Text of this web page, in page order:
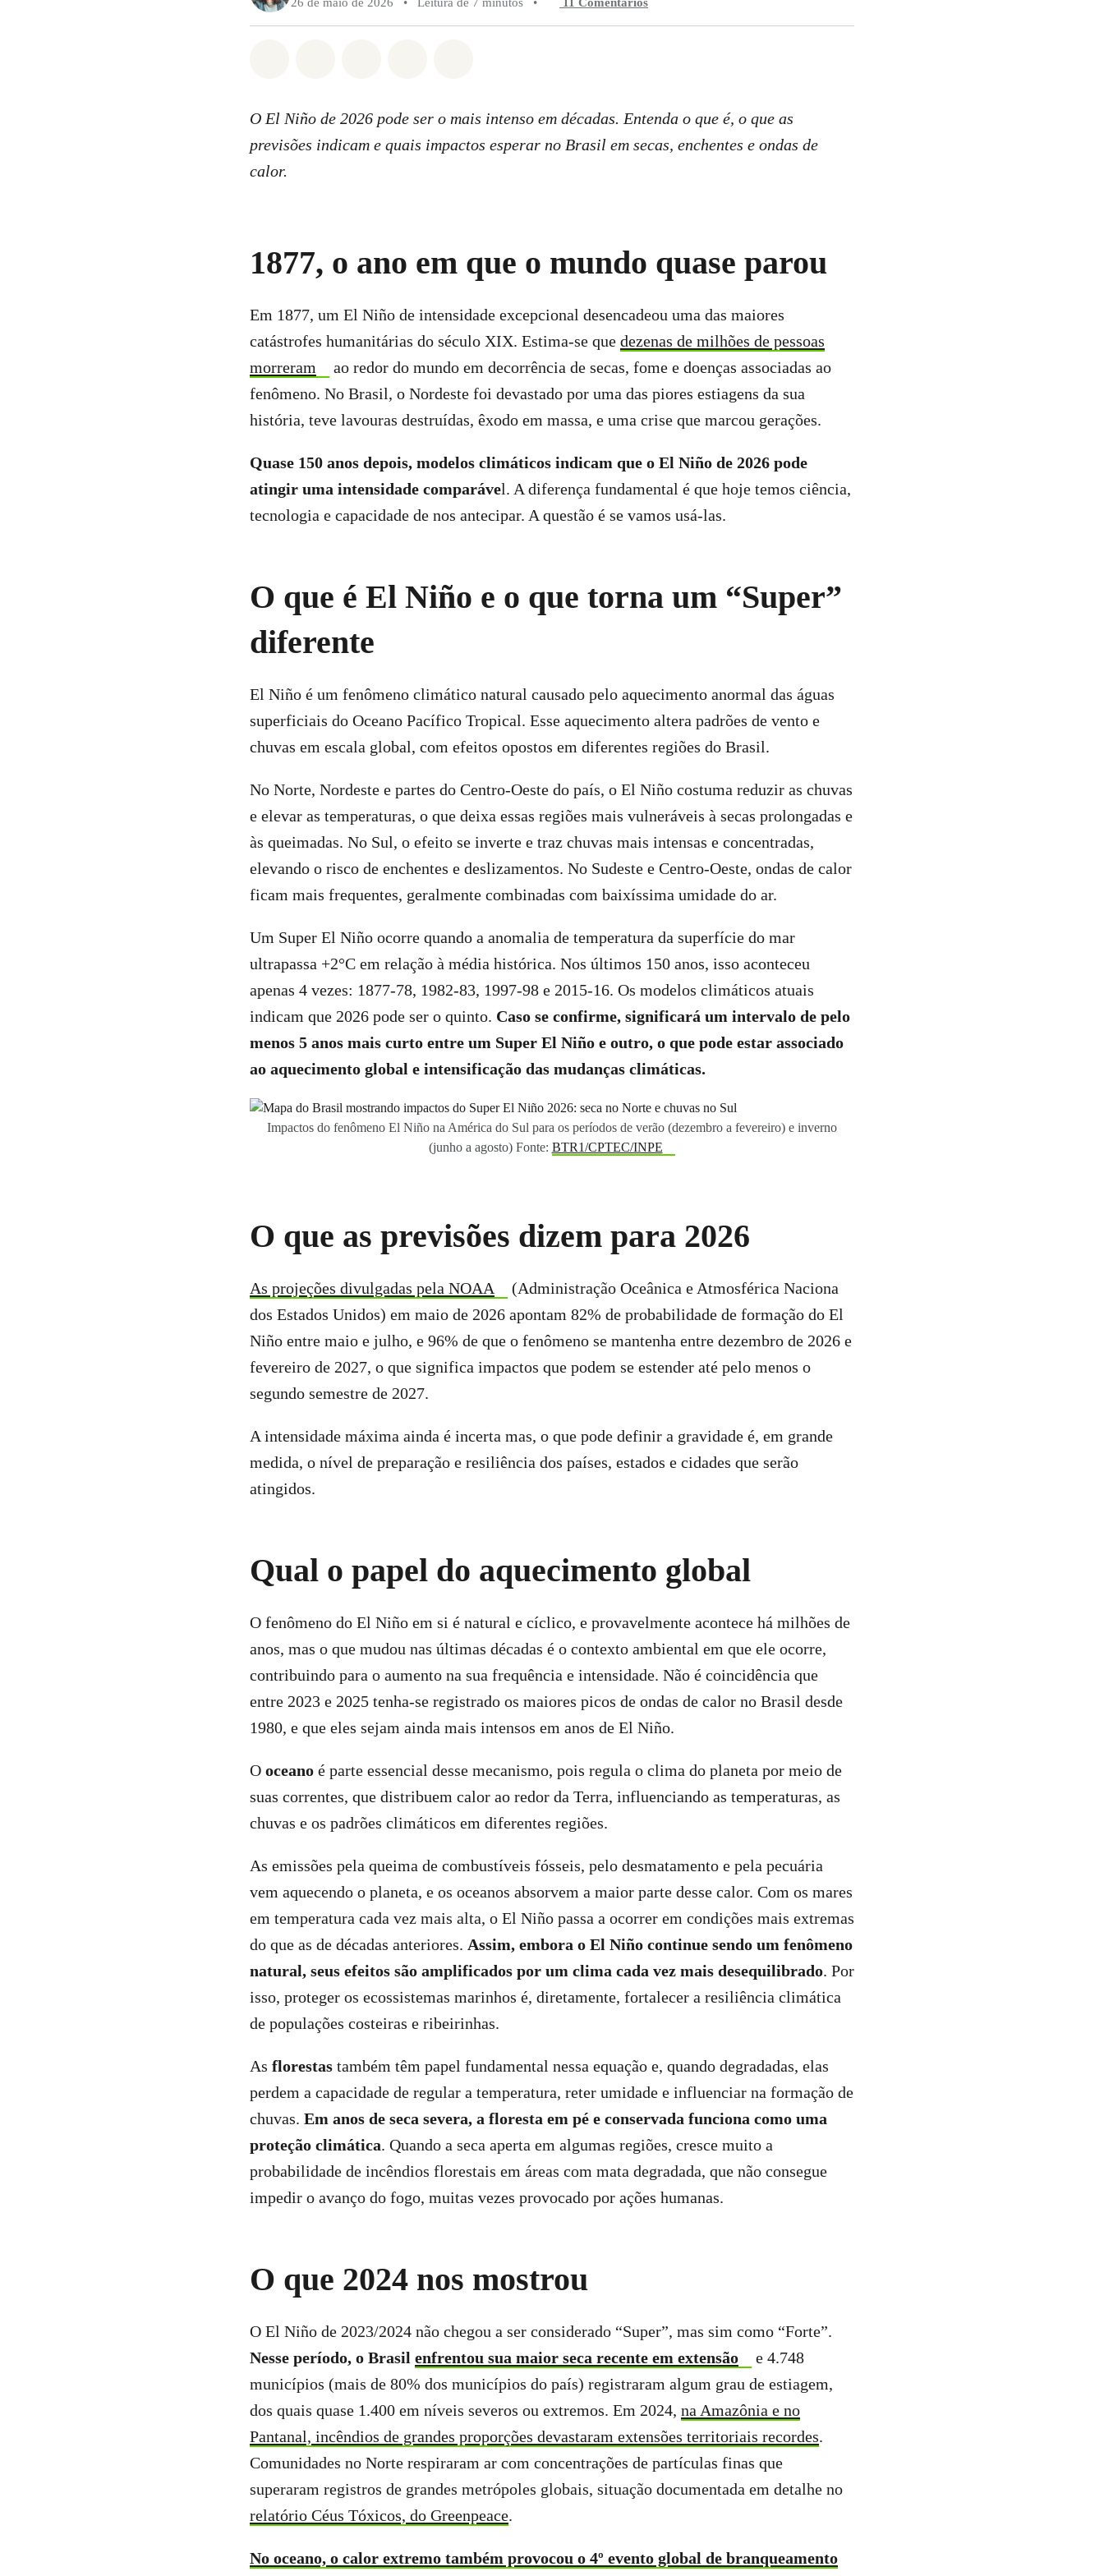
O El Niño de 2026 pode ser o mais intenso em décadas. Entenda o que é, o que as
previsões indicam e quais impactos esperar no Brasil em secas, enchentes e ondas de
calor.
1877, o ano em que o mundo quase parou
Em 1877, um El Niño de intensidade excepcional desencadeou uma das maiores
catástrofes humanitárias do século XIX. Estima-se que dezenas de milhões de pessoas
morreram
ao redor do mundo em decorrência de secas, fome e doenças associadas ao
fenômeno. No Brasil, o Nordeste foi devastado por uma das piores estiagens da sua
história, teve lavouras destruídas, êxodo em massa, e uma crise que marcou gerações.
Quase 150 anos depois, modelos climáticos indicam que o El Niño de 2026 pode
atingir uma intensidade comparável. A diferença fundamental é que hoje temos ciência,
tecnologia e capacidade de nos antecipar. A questão é se vamos usá-las.
O que é El Niño e o que torna um “Super”
diferente
El Niño é um fenômeno climático natural causado pelo aquecimento anormal das águas
superficiais do Oceano Pacífico Tropical. Esse aquecimento altera padrões de vento e
chuvas em escala global, com efeitos opostos em diferentes regiões do Brasil.
No Norte, Nordeste e partes do Centro-Oeste do país, o El Niño costuma reduzir as chuvas
e elevar as temperaturas, o que deixa essas regiões mais vulneráveis à secas prolongadas e
às queimadas. No Sul, o efeito se inverte e traz chuvas mais intensas e concentradas,
elevando o risco de enchentes e deslizamentos. No Sudeste e Centro-Oeste, ondas de calor
ficam mais frequentes, geralmente combinadas com baixíssima umidade do ar.
Um Super El Niño ocorre quando a anomalia de temperatura da superfície do mar
ultrapassa +2°C em relação à média histórica. Nos últimos 150 anos, isso aconteceu
apenas 4 vezes: 1877-78, 1982-83, 1997-98 e 2015-16. Os modelos climáticos atuais
indicam que 2026 pode ser o quinto. Caso se confirme, significará um intervalo de pelo
menos 5 anos mais curto entre um Super El Niño e outro, o que pode estar associado
ao aquecimento global e intensificação das mudanças climáticas.
Impactos do fenômeno El Niño na América do Sul para os períodos de verão (dezembro a fevereiro) e inverno
(junho a agosto) Fonte: BTR1/CPTEC/INPE
O que as previsões dizem para 2026
As projeções divulgadas pela NOAA
(Administração Oceânica e Atmosférica Naciona
dos Estados Unidos) em maio de 2026 apontam 82% de probabilidade de formação do El
Niño entre maio e julho, e 96% de que o fenômeno se mantenha entre dezembro de 2026 e
fevereiro de 2027, o que significa impactos que podem se estender até pelo menos o
segundo semestre de 2027.
A intensidade máxima ainda é incerta mas, o que pode definir a gravidade é, em grande
medida, o nível de preparação e resiliência dos países, estados e cidades que serão
atingidos.
Qual o papel do aquecimento global
O fenômeno do El Niño em si é natural e cíclico, e provavelmente acontece há milhões de
anos, mas o que mudou nas últimas décadas é o contexto ambiental em que ele ocorre,
contribuindo para o aumento na sua frequência e intensidade. Não é coincidência que
entre 2023 e 2025 tenha-se registrado os maiores picos de ondas de calor no Brasil desde
1980, e que eles sejam ainda mais intensos em anos de El Niño.
O oceano é parte essencial desse mecanismo, pois regula o clima do planeta por meio de
suas correntes, que distribuem calor ao redor da Terra, influenciando as temperaturas, as
chuvas e os padrões climáticos em diferentes regiões.
As emissões pela queima de combustíveis fósseis, pelo desmatamento e pela pecuária
vem aquecendo o planeta, e os oceanos absorvem a maior parte desse calor. Com os mares
em temperatura cada vez mais alta, o El Niño passa a ocorrer em condições mais extremas
do que as de décadas anteriores. Assim, embora o El Niño continue sendo um fenômeno
natural, seus efeitos são amplificados por um clima cada vez mais desequilibrado. Por
isso, proteger os ecossistemas marinhos é, diretamente, fortalecer a resiliência climática
de populações costeiras e ribeirinhas.
As florestas também têm papel fundamental nessa equação e, quando degradadas, elas
perdem a capacidade de regular a temperatura, reter umidade e influenciar na formação de
chuvas. Em anos de seca severa, a floresta em pé e conservada funciona como uma
proteção climática. Quando a seca aperta em algumas regiões, cresce muito a
probabilidade de incêndios florestais em áreas com mata degradada, que não consegue
impedir o avanço do fogo, muitas vezes provocado por ações humanas.
O que 2024 nos mostrou
O El Niño de 2023/2024 não chegou a ser considerado “Super”, mas sim como “Forte”.
Nesse período, o Brasil enfrentou sua maior seca recente em extensão
e 4.748
municípios (mais de 80% dos municípios do país) registraram algum grau de estiagem,
dos quais quase 1.400 em níveis severos ou extremos. Em 2024, na Amazônia e no
Pantanal, incêndios de grandes proporções devastaram extensões territoriais recordes.
Comunidades no Norte respiraram ar com concentrações de partículas finas que
superaram registros de grandes metrópoles globais, situação documentada em detalhe no
relatório Céus Tóxicos, do Greenpeace.
No oceano, o calor extremo também provocou o 4º evento global de branqueamento